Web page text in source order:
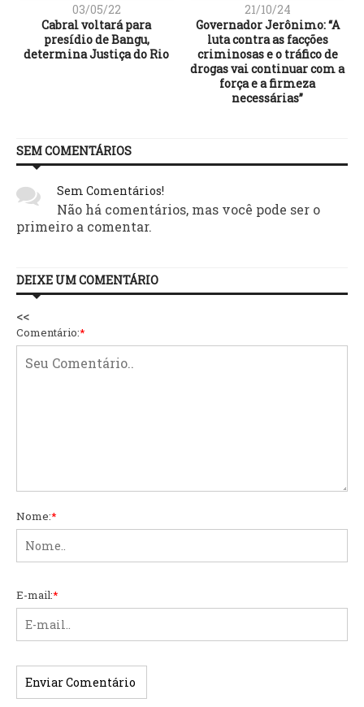
03/05/22
Cabral voltará para
presídio de Bangu,
determina Justiça do Rio
21/10/24
Governador Jerônimo: “A
luta contra as facções
criminosas e o tráfico de
drogas vai continuar com a
força e a firmeza
necessárias”
SEM COMENTÁRIOS
Sem Comentários!
Não há comentários, mas você pode ser o
primeiro a comentar.
DEIXE UM COMENTÁRIO
<<
Comentário:*
Nome:*
E-mail:*